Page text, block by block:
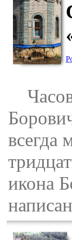
всегда
икона